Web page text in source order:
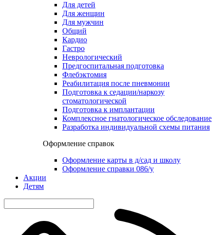
Для детей
Для женщин
Для мужчин
Общий
Кардио
Гастро
Неврологический
Предгоспитальная подготовка
Флебэктомия
Реабилитация после пневмонии
Подготовка к седации/наркозу
стоматологической
Подготовка к имплантации
Комплексное гнатологическое обследование
Разработка индивидуальной схемы питания
Оформление справок
Оформление карты в д/сад и школу
Оформление справки 086/у
Акции
Детям